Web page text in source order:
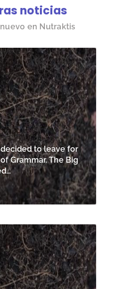
noticias
en Nutraktis
to leave for
Grammar. The Big